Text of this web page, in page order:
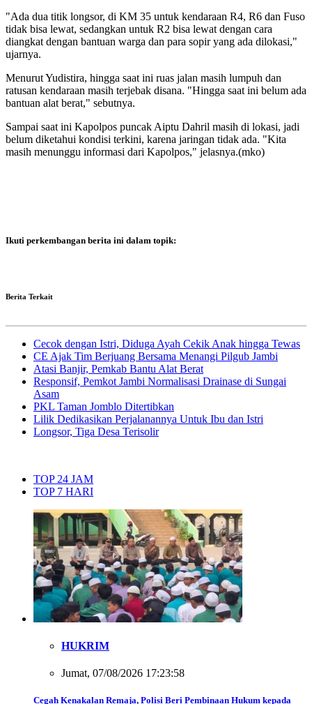
"Ada dua titik longsor, di KM 35 untuk kendaraan R4, R6 dan Fuso
tidak bisa lewat, sedangkan untuk R2 bisa lewat dengan cara
diangkat dengan bantuan warga dan para sopir yang ada dilokasi,"
ujarnya.
Menurut Yudistira, hingga saat ini ruas jalan masih lumpuh dan
ratusan kendaraan masih terjebak disana. "Hingga saat ini belum ada
bantuan alat berat," sebutnya.
Sampai saat ini Kapolpos puncak Aiptu Dahril masih di lokasi, jadi
belum diketahui kondisi terkini, karena jaringan tidak ada. "Kita
masih menunggu informasi dari Kapolpos," jelasnya.(mko)
Ikuti perkembangan berita ini dalam topik:
Berita Terkait
Cecok dengan Istri, Diduga Ayah Cekik Anak hingga Tewas
CE Ajak Tim Berjuang Bersama Menangi Pilgub Jambi
Atasi Banjir, Pemkab Bantu Alat Berat
Responsif, Pemkot Jambi Normalisasi Drainase di Sungai
Asam
PKL Taman Jomblo Ditertibkan
Lilik Dedikasikan Perjalanannya Untuk Ibu dan Istri
Longsor, Tiga Desa Terisolir
TOP 24 JAM
TOP 7 HARI
HUKRIM
Jumat, 07/08/2026 17:23:58
Cegah Kenakalan Remaja, Polisi Beri Pembinaan Hukum kepada